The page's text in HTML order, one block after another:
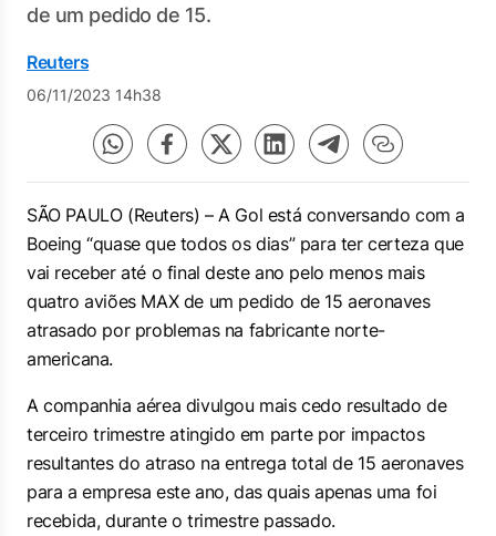
de um pedido de 15.
Reuters
06/11/2023 14h38
SÃO PAULO (Reuters) – A Gol está conversando com a
Boeing “quase que todos os dias” para ter certeza que
vai receber até o final deste ano pelo menos mais
quatro aviões MAX de um pedido de 15 aeronaves
atrasado por problemas na fabricante norte-
americana.
A companhia aérea divulgou mais cedo resultado de
terceiro trimestre atingido em parte por impactos
resultantes do atraso na entrega total de 15 aeronaves
para a empresa este ano, das quais apenas uma foi
recebida, durante o trimestre passado.